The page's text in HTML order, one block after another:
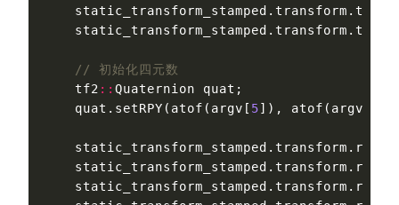
static_transform_stamped . transform .
static_transform_stamped . transform .
// 初始化四元数
tf2 :: Quaternion quat ;
quat . setRPY ( atof ( argv [ 5]), atof ( argv
static_transform_stamped . transform .
static_transform_stamped . transform .
static_transform_stamped . transform .